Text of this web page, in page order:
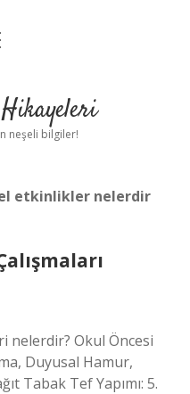
neşeli bilgiler!
etkinlikler nelerdir
nelerdir? Okul Öncesi
Duyusal Hamur,
Tabak Tef Yapımı: 5.